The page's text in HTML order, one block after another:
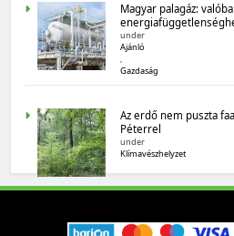
MAGYARORSZÁG SZÁMOKBAN
Magyarország számokban:
Magyar palagáz:
under
Ajánló
,
Gazdaság
Az erdő nem puszta
Péterrel
under
Klímavészhelyzet